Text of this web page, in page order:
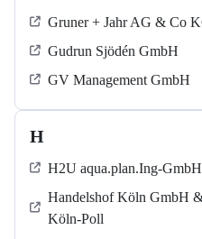
Gruner + Jahr AG & Co
Gudrun Sjödén GmbH
GV Management GmbH
H
H2U aqua.plan.Ing-GmbH
Handelshof Köln GmbH
Köln-Poll